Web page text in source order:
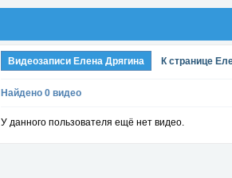
Видеозаписи Елена Дрягина К странице
Найдено 0 видео
У данного пользователя ещё нет видео.